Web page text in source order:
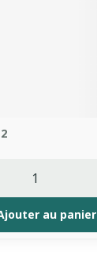
au panier